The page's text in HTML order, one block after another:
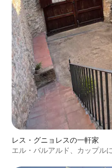
レス・グニョレスの一軒家
エル・バルアルド、カップル